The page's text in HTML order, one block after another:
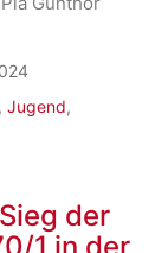
,Jugend,
der